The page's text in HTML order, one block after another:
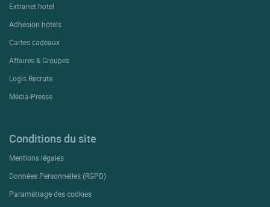
Extranet hotel
Adhésion hôtels
Cartes cadeaux
Affaires & Groupes
Logis Recrute
Média-Presse
Conditions du site
Mentions légales
Données Personnelles (RGPD)
Paramétrage des cookies